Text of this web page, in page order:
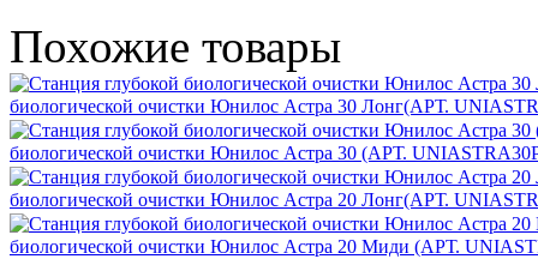
Похожие товары
биологической очистки Юнилос Астра 30 Лонг(АРТ.
биологической очистки Юнилос Астра 30 (АРТ.
биологической очистки Юнилос Астра 20 Лонг(АРТ.
биологической очистки Юнилос Астра 20 Миди (АРТ.